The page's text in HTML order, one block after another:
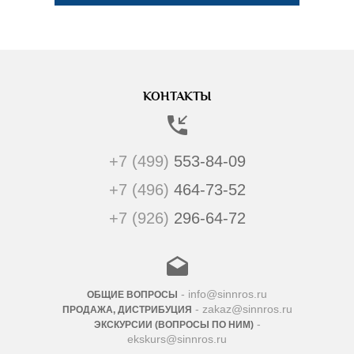
КОНТАКТЫ
+7 (499) 553-84-09
+7 (496) 464-73-52
+7 (926) 296-64-72
ОБЩИЕ ВОПРОСЫ - info@sinnros.ru
ПРОДАЖА, ДИСТРИБУЦИЯ - zakaz@sinnros.ru
ЭКСКУРСИИ (ВОПРОСЫ ПО НИМ)-
ekskurs@sinnros.ru